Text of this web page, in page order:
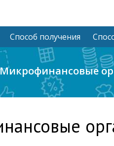
Способ получения
Микрофинансовые